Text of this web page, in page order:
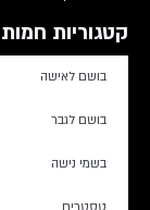
קטגוריות חמות
בושם לאישה
בושם לגבר
בשמי נישה